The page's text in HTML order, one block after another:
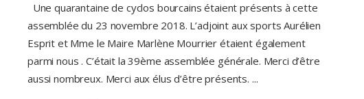
Une quarantaine de cyclos bourcains étaient présents à cette
assemblée du 23 novembre 2018. L’adjoint aux sports Aurélien
Esprit et Mme le Maire Marlène Mourrier étaient également
parmi nous . C’était la 39ème assemblée générale. Merci d’être
aussi nombreux. Merci aux élus d’être présents.